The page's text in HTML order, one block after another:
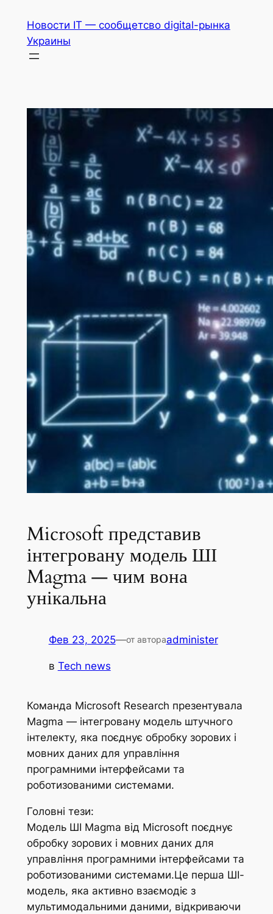
содержимому
Новости IT — сообщетсво digital-рынка
Украины
Microsoft представив
інтегровану модель ШІ
Magma — чим вона
унікальна
Фев 23, 2025—от автораadminister
в Tech news
Команда Microsoft Research презентувала
Magma — інтегровану модель штучного
інтелекту, яка поєднує обробку зорових і
мовних даних для управління
програмними інтерфейсами та
роботизованими системами.
Головні тези:
Модель ШІ Magma від Microsoft поєднує
обробку зорових і мовних даних для
управління програмними інтерфейсами та
роботизованими системами.Це перша ШІ-
модель, яка активно взаємодіє з
мультимодальними даними, відкриваючи